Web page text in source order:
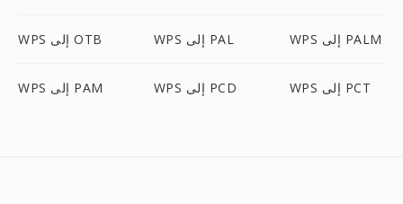
WPS إلى OTB WPS إلى PAL WPS إلى PALM
WPS إلى PAM WPS إلى PCD WPS إلى PCT